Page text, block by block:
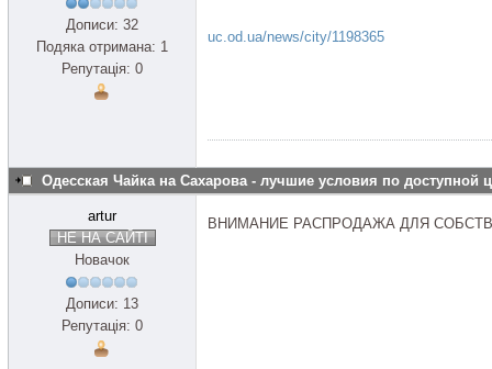
Дописи: 32
Подяка отримана: 1
Репутація: 0
uc.od.ua/news/city/1198365
Одесская Чайка на Сахарова - лучшие условия по доступной
artur
НЕ НА САЙТІ
Новачок
Дописи: 13
Репутація: 0
ВНИМАНИЕ РАСПРОДАЖА ДЛЯ